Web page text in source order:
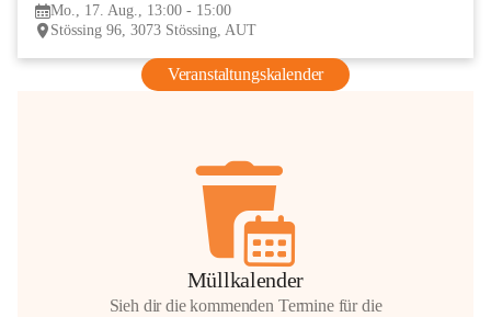
Mo., 17. Aug., 13:00 - 15:00
Stössing 96, 3073 Stössing, AUT
Veranstaltungskalender
Müllkalender
Sieh dir die kommenden Termine für die